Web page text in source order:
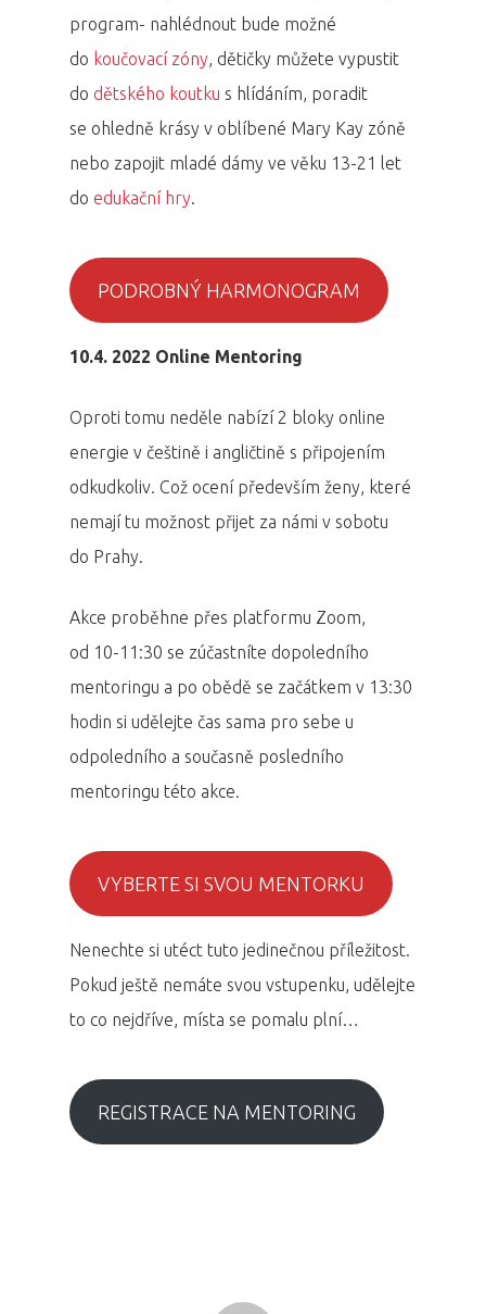
program- nahlédnout bude možné
do koučovací zóny, dětičky můžete vypustit
do dětského koutku s hlídáním, poradit
se ohledně krásy v oblíbené Mary Kay zóně
nebo zapojit mladé dámy ve věku 13-21 let
do edukační hry.
PODROBNÝ HARMONOGRAM
10.4. 2022 Online Mentoring
Oproti tomu neděle nabízí 2 bloky online
energie v češtině i angličtině s připojením
odkudkoliv. Což ocení především ženy, které
nemají tu možnost přijet za námi v sobotu
do Prahy.
Akce proběhne přes platformu Zoom,
od 10-11:30 se zúčastníte dopoledního
mentoringu a po obědě se začátkem v 13:30
hodin si udělejte čas sama pro sebe u
odpoledního a současně posledního
mentoringu této akce.
VYBERTE SI SVOU MENTORKU
Nenechte si utéct tuto jedinečnou příležitost.
Pokud ještě nemáte svou vstupenku, udělejte
to co nejdříve, místa se pomalu plní…
REGISTRACE NA MENTORING